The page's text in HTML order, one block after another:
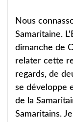
Nous
Samaritaine.
dimanche de
relater cette
regards, de
se développe
de la
Samaritains.